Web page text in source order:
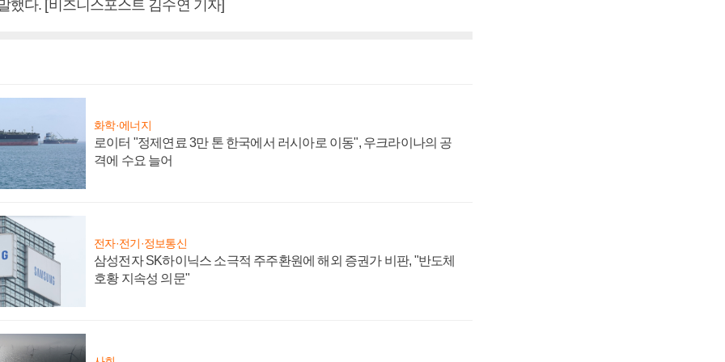
했다. [비즈니스포스트 김수연 기자]
화학·에너지
로이터 "정제연료 3만 톤 한국에서 러시아로 이동", 우크라이나의 공
격에 수요 늘어
전자·전기·정보통신
삼성전자 SK하이닉스 소극적 주주환원에 해외 증권가 비판, "반도체
호황 지속성 의문"